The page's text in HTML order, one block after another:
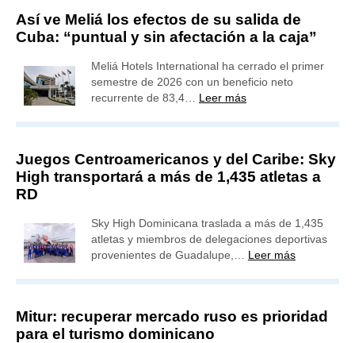
Así ve Meliá los efectos de su salida de
Cuba: “puntual y sin afectación a la caja”
Meliá Hotels International ha cerrado el primer
semestre de 2026 con un beneficio neto
recurrente de 83,4… Leer más
Juegos Centroamericanos y del Caribe: Sky
High transportará a más de 1,435 atletas a
RD
Sky High Dominicana traslada a más de 1,435
atletas y miembros de delegaciones deportivas
provenientes de Guadalupe,… Leer más
Mitur: recuperar mercado ruso es prioridad
para el turismo dominicano